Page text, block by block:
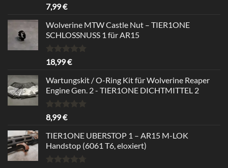
Bewertet
mit
von 5
7,99€
Wolverine MTW Castle Nut – TIER1ONE
SCHLOSSNUSS 1 für AR15
Bewertet
mit
von 5
18,99€
Wartungskit / O-Ring Kit für Wolverine Reaper
Engine Gen. 2 - TIER1ONE DICHTMITTEL 2
Bewertet
mit
von 5
8,99€
TIER1ONE UBERSTOP 1 – AR15 M-LOK
Handstop (6061 T6, eloxiert)